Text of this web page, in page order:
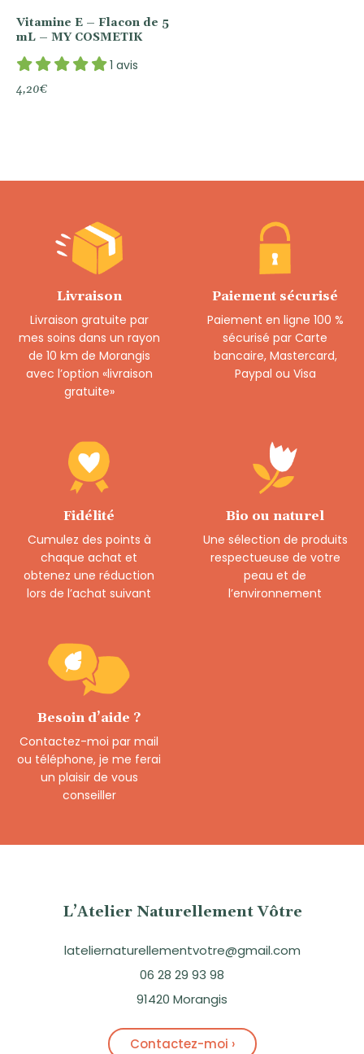
Vitamine E – Flacon de 5
mL – MY COSMETIK
1 avis
4,20€
Livraison
Livraison gratuite par
mes soins dans un rayon
de 10 km de Morangis
avec l’option «livraison
gratuite»
Paiement sécurisé
Paiement en ligne 100 %
sécurisé par Carte
bancaire, Mastercard,
Paypal ou Visa
Fidélité
Cumulez des points à
chaque achat et
obtenez une réduction
lors de l’achat suivant
Bio ou naturel
Une sélection de produits
respectueuse de votre
peau et de
l’environnement
Besoin d’aide ?
Contactez-moi par mail
ou téléphone, je me ferai
un plaisir de vous
conseiller
L’Atelier Naturellement Vôtre
lateliernaturellementvotre@gmail.com
06 28 29 93 98
91420 Morangis
Contactez-moi ›